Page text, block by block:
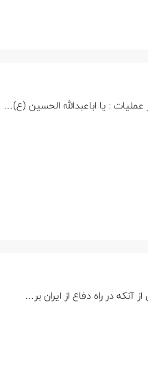
آنکه در راه دفاع از ایران بر…